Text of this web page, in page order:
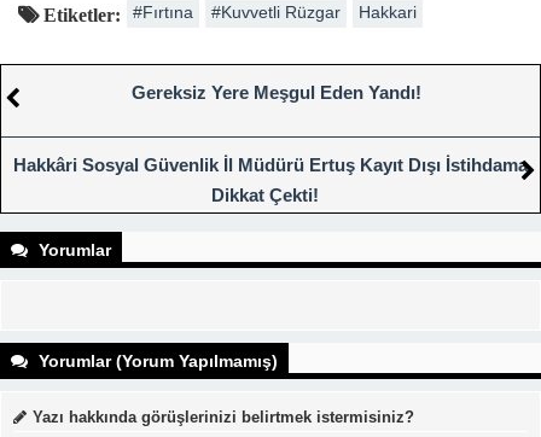
Etiketler: #Fırtına #Kuvvetli Rüzgar Hakkari
Gereksiz Yere Meşgul Eden Yandı!
Hakkâri Sosyal Güvenlik İl Müdürü Ertuş Kayıt Dışı İstihdama
Dikkat Çekti!
Yorumlar
Yorumlar (Yorum Yapılmamış)
Yazı hakkında görüşlerinizi belirtmek istermisiniz?